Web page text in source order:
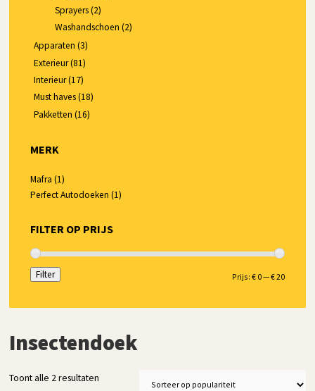
Sprayers (2)
Washandschoen (2)
Apparaten (3)
Exterieur(81)
Interieur(17)
Must haves (18)
Pakketten (16)
MERK
Mafra (1)
Perfect Autodoeken (1)
FILTER OP PRIJS
Min.
Max.
Filter Prijs: € 0—€ 20
Insectendoek
Toont alle 2 resultaten